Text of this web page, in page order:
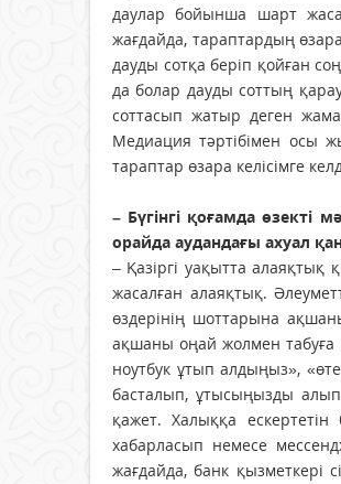
даулар бойынша шарт
жағдайда, тараптардың
дауды сотқа беріп қойған
да болар дауды соттың
соттасып жатыр деген
Медиация тәртібімен осы
тараптар өзара келісімге
– Бүгінгі қоғамда өзекті
орайда аудандағы ахуал
– Қазіргі уақытта
жасалған алаяқтық.
өздерінің шоттарына
ақшаны оңай жолмен
ноутбук ұтып алдыңыз»,
басталып, ұтысыңызды алып
қажет. Халыққа
хабарласып немесе
жағдайда, банк қызметкері